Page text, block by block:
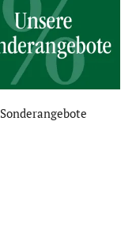
Sonderangebote